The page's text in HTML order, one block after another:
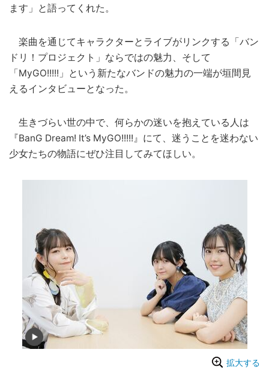
ます」と語ってくれた。
楽曲を通じてキャラクターとライブがリンクする「バン
ドリ！プロジェクト」ならではの魅力、そして
「MyGO!!!!!」という新たなバンドの魅力の一端が垣間見
えるインタビューとなった。
生きづらい世の中で、何らかの迷いを抱えている人は
『BanG Dream! It’s MyGO!!!!!』にて、迷うことを迷わない
少女たちの物語にぜひ注目してみてほしい。
拡大する